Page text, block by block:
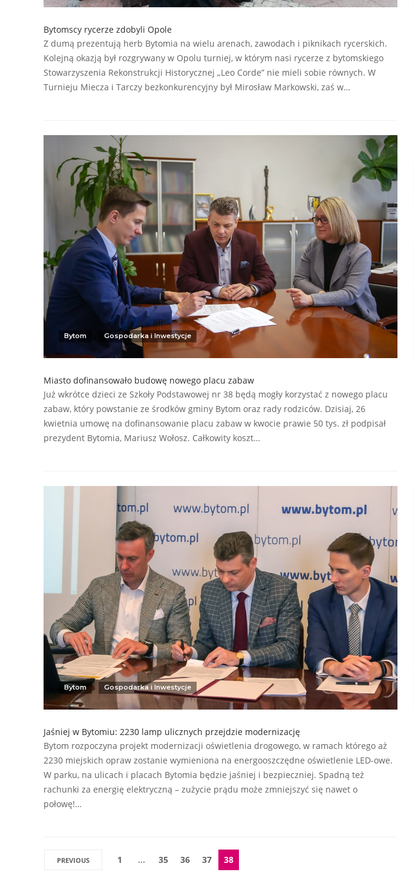
Bytomscy rycerze zdobyli Opole
Z dumą prezentują herb Bytomia na wielu arenach, zawodach i piknikach rycerskich.
Kolejną okazją był rozgrywany w Opolu turniej, w którym nasi rycerze z bytomskiego
Stowarzyszenia Rekonstrukcji Historycznej „Leo Corde” nie mieli sobie równych. W
Turnieju Miecza i Tarczy bezkonkurencyjny był Mirosław Markowski, zaś w…
Bytom Gospodarka i Inwestycje
Miasto dofinansowało budowę nowego placu zabaw
Już wkrótce dzieci ze Szkoły Podstawowej nr 38 będą mogły korzystać z nowego placu
zabaw, który powstanie ze środków gminy Bytom oraz rady rodziców. Dzisiaj, 26
kwietnia umowę na dofinansowanie placu zabaw w kwocie prawie 50 tys. zł podpisał
prezydent Bytomia, Mariusz Wołosz. Całkowity koszt…
Bytom Gospodarka i Inwestycje
Jaśniej w Bytomiu: 2230 lamp ulicznych przejdzie modernizację
Bytom rozpoczyna projekt modernizacji oświetlenia drogowego, w ramach którego aż
2230 miejskich opraw zostanie wymieniona na energooszczędne oświetlenie LED-owe.
W parku, na ulicach i placach Bytomia będzie jaśniej i bezpieczniej. Spadną też
rachunki za energię elektryczną – zużycie prądu może zmniejszyć się nawet o
połowę!…
PREVIOUS 1 … 35 36 37 38